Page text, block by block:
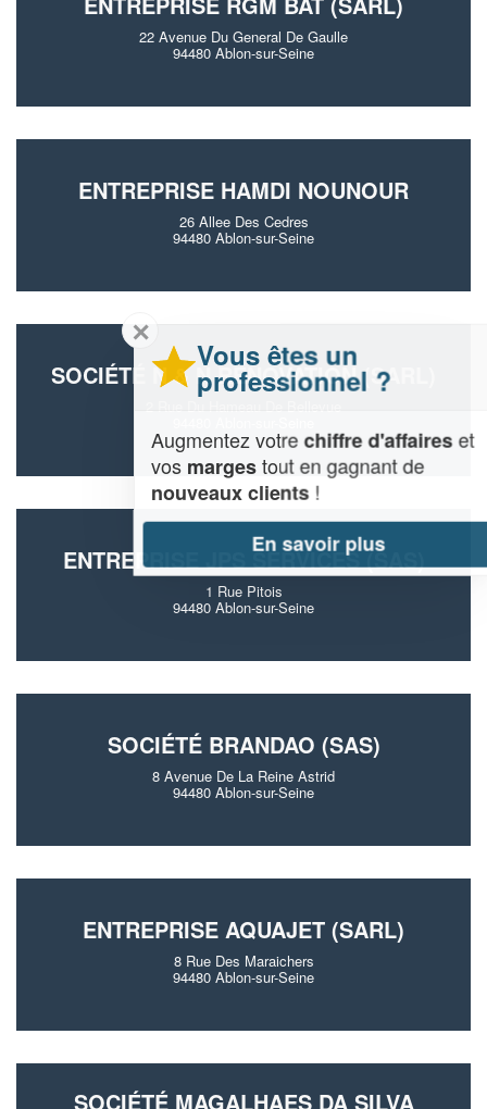
22 Avenue Du General De Gaulle
94480 Ablon-sur-Seine
ENTREPRISE HAMDI NOUNOUR
26 Allee Des Cedres
94480 Ablon-sur-Seine
SOCIÉTÉ N & N RENOVATION (SARL)
ENTREPRISE JPS SERVICES (SAS)
1 Rue Pitois
94480 Ablon-sur-Seine
SOCIÉTÉ BRANDAO (SAS)
8 Avenue De La Reine Astrid
94480 Ablon-sur-Seine
ENTREPRISE AQUAJET (SARL)
8 Rue Des Maraichers
94480 Ablon-sur-Seine
SOCIÉTÉ MAGALHAES DA SILVA
✕
Vous êtes un
professionnel ?
Augmentez votrechiffre d'affaireset
vosmargestout en gagnant de
nouveaux clients!
En savoir plus